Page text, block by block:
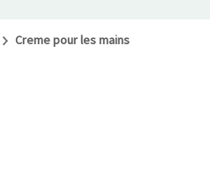
Creme pour les mains